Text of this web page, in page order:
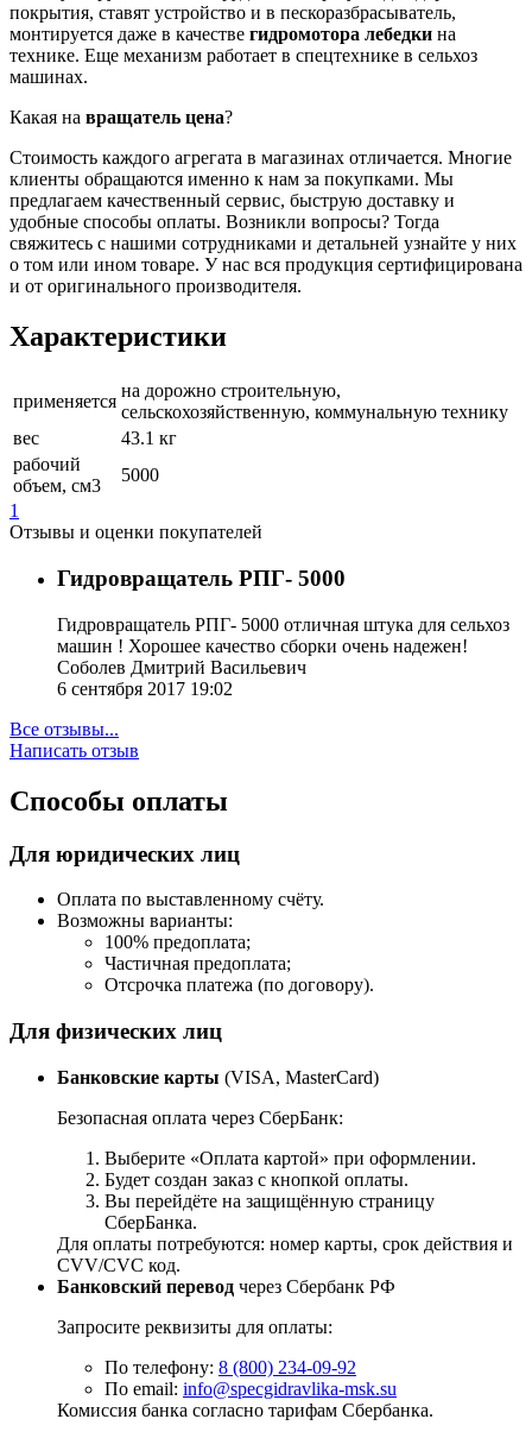
покрытия, ставят устройство и в пескоразбрасыватель,
монтируется даже в качестве гидромотора лебедки на
технике. Еще механизм работает в спецтехнике в сельхоз
машинах.
Какая на вращатель цена?
Стоимость каждого агрегата в магазинах отличается. Многие
клиенты обращаются именно к нам за покупками. Мы
предлагаем качественный сервис, быструю доставку и
удобные способы оплаты. Возникли вопросы? Тогда
свяжитесь с нашими сотрудниками и детальней узнайте у них
о том или ином товаре. У нас вся продукция сертифицирована
и от оригинального производителя.
Характеристики
применяется
на дорожно строительную,
сельскохозяйственную, коммунальную технику
вес
43.1 кг
рабочий
объем, см3
5000
1
Отзывы и оценки покупателей
Гидровращатель РПГ- 5000
Гидровращатель РПГ- 5000 отличная штука для сельхоз
машин ! Хорошее качество сборки очень надежен!
Соболев Дмитрий Васильевич
6 сентября 2017 19:02
Все отзывы...
Написать отзыв
Способы оплаты
Для юридических лиц
Оплата по выставленному счёту.
Возможны варианты:
100% предоплата;
Частичная предоплата;
Отсрочка платежа (по договору).
Для физических лиц
Банковские карты (VISA, MasterCard)
Безопасная оплата через СберБанк:
Выберите «Оплата картой» при оформлении.
Будет создан заказ с кнопкой оплаты.
Вы перейдёте на защищённую страницу
СберБанка.
Для оплаты потребуются: номер карты, срок действия и
CVV/CVC код.
Банковский перевод через Сбербанк РФ
Запросите реквизиты для оплаты:
По телефону: 8 (800) 234-09-92
По email: info@specgidravlika-msk.su
Комиссия банка согласно тарифам Сбербанка.